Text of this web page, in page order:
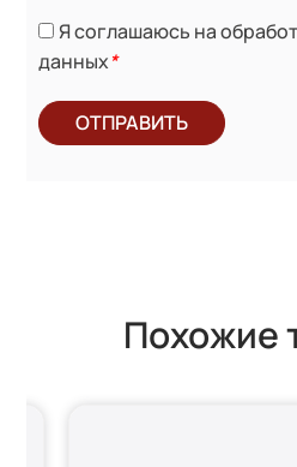
Я соглашаюсь на
данных*
ОТПРАВИТЬ
Похожие